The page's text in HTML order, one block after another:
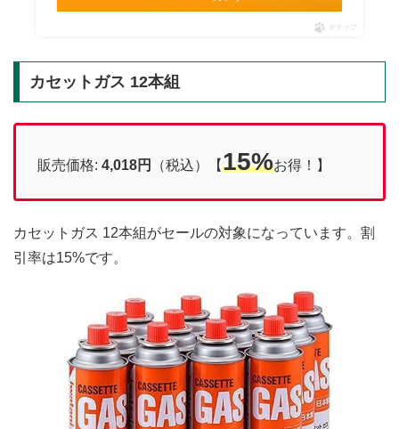
ポチップ
カセットガス 12本組
販売価格: 4,018円 （税込）【15%お得！】
カセットガス 12本組がセールの対象になっています。割
引率は15%です。